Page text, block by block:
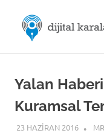
content
Yalan
Kuramsal
23 HAZIRAN 2016